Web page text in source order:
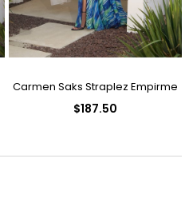
Carmen Saks Straplez Empirme
$187.50